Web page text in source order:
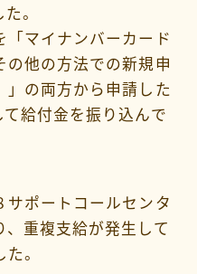
。
「マイナンバーカード
他の方法での新規申
の両方から申請した
給付金を振り込んで
ポートコールセンタ
重複支給が発生して
。